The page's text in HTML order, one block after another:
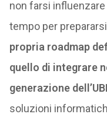
non farsi influenzare
tempo per
propria roadmap
quello di integrare
generazione
soluzioni